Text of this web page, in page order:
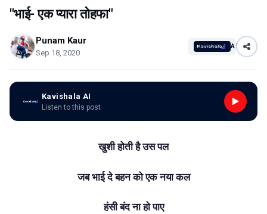
"भाई- एक प्यारा तोहफा"
Punam Kaur
Sep 18, 2020
AI
Kavishala AI
Listen to this post
खुशी होती है उस पल
जब भाई दे बहन को एक नया कल
हंसी बंद ना हो पाए